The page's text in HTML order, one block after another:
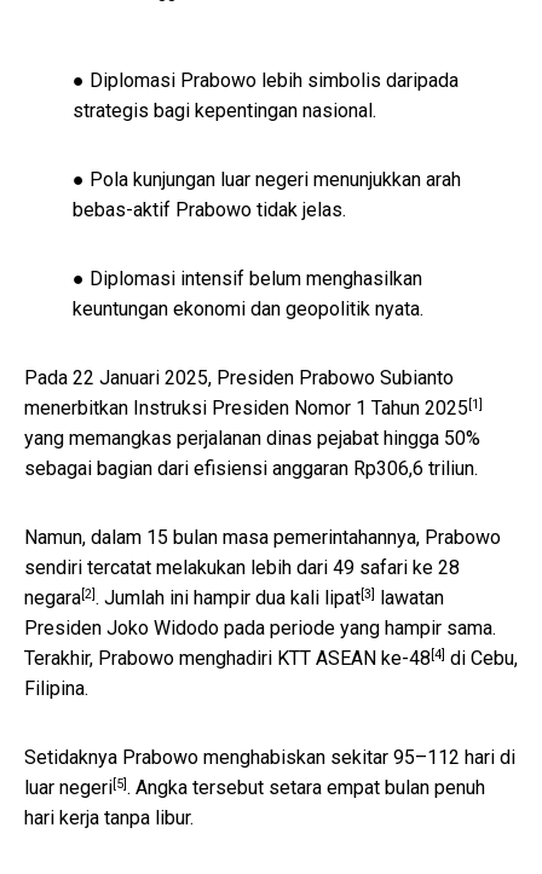
● Diplomasi Prabowo lebih simbolis daripada
strategis bagi kepentingan nasional.
● Pola kunjungan luar negeri menunjukkan arah
bebas-aktif Prabowo tidak jelas.
● Diplomasi intensif belum menghasilkan
keuntungan ekonomi dan geopolitik nyata.
Pada 22 Januari 2025, Presiden Prabowo Subianto
menerbitkan Instruksi Presiden Nomor 1 Tahun 2025 [1]
yang memangkas perjalanan dinas pejabat hingga 50%
sebagai bagian dari efisiensi anggaran Rp306,6 triliun.
Namun, dalam 15 bulan masa pemerintahannya, Prabowo
sendiri tercatat melakukan lebih dari 49 safari ke 28
negara[2]. Jumlah ini hampir dua kali lipat[3]
lawatan
Presiden Joko Widodo pada periode yang hampir sama.
Terakhir, Prabowo menghadiri KTT ASEAN ke-48 [4] di Cebu,
Filipina.
Setidaknya Prabowo menghabiskan sekitar 95–112 hari di
luar negeri[5]. Angka tersebut setara empat bulan penuh
hari kerja tanpa libur.